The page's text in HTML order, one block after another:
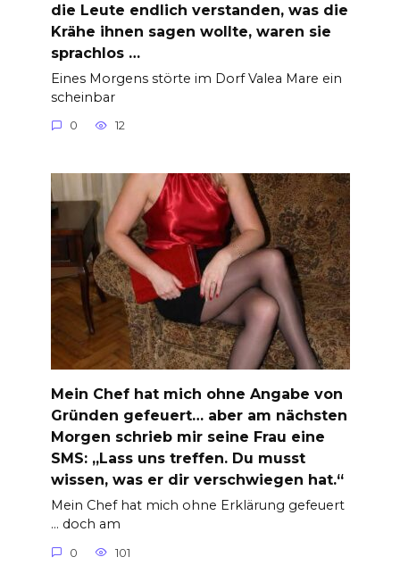
die Leute endlich verstanden, was die
Krähe ihnen sagen wollte, waren sie
sprachlos …
Eines Morgens störte im Dorf Valea Mare ein
scheinbar
0 12
Mein Chef hat mich ohne Angabe von
Gründen gefeuert… aber am nächsten
Morgen schrieb mir seine Frau eine
SMS: „Lass uns treffen. Du musst
wissen, was er dir verschwiegen hat.“
Mein Chef hat mich ohne Erklärung gefeuert
… doch am
0 101